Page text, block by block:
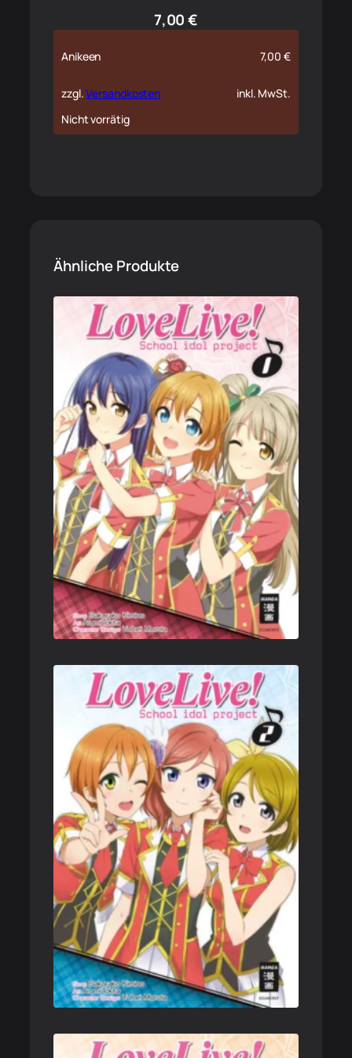
7,00€
Anikeen 7,00€
zzgl.Versandkosten
inkl. MwSt.
Nicht vorrätig
Ähnliche Produkte